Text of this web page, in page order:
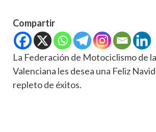
Compartir
La Federación de Motociclismo de
Valenciana les desea una Feliz
repleto de éxitos.